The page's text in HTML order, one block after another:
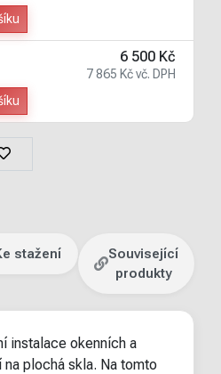
6 500 Kč
7 865 Kč vč. DPH
stažení
Související
produkty
instalace okenních a
plochá skla. Na tomto